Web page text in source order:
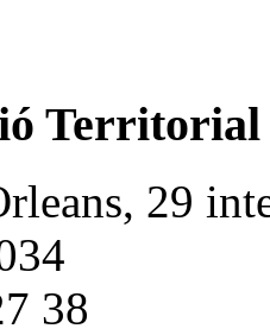
Territorial
29
38